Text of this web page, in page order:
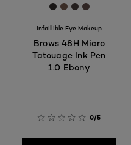
are available[Color]:
[Color]:
[Color]:
[Color]:
Infaillible Eye Makeup
Brows 48H Micro
Tatouage Ink Pen
1.0 Ebony
0/5